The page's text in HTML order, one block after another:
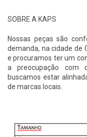
SOBRE A KAPS
Nossas peças são
demanda, na cidade de
e procuramos ter um
a preocupação com
buscamos estar
de marcas locais.